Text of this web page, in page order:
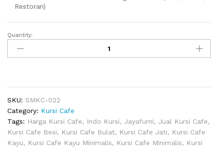
Restoran)
Kursi
Cafe
Scandinavian
Quantity:
SKU: SMKC-022
Category: Kursi Cafe
Tags: Harga Kursi Cafe, Indo Kursi, Jayafurni, Jual Kursi Cafe,
Kursi Cafe Besi, Kursi Cafe Bulat, Kursi Cafe Jati, Kursi Cafe
Kayu, Kursi Cafe Kayu Minimalis, Kursi Cafe Minimalis, Kursi